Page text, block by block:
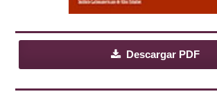
Descargar PDF